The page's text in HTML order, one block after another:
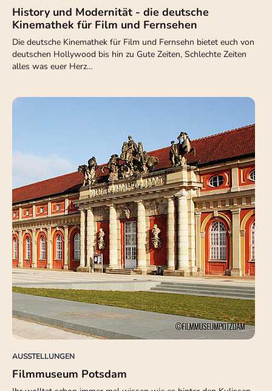
History und Modernität - die deutsche
Kinemathek für Film und Fernsehen
Die deutsche Kinemathek für Film und Fernsehn bietet euch von
deutschen Hollywood bis hin zu Gute Zeiten, Schlechte Zeiten
alles was euer Herz…
AUSSTELLUNGEN
Filmmuseum Potsdam